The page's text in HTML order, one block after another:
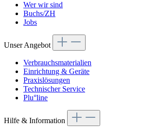
Wer wir sind
Buchs/ZH
Jobs
Unser Angebot
Verbrauchsmaterialien
Einrichtung & Geräte
Praxislösungen
Technischer Service
Plu°line
Hilfe & Information